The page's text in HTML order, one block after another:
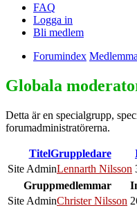
FAQ
Logga in
Bli medlem
Forumindex
Globala
Detta är en specialgrupp,
forumadministratörerna.
TitelGruppledare
Site AdminLennarth Nilsson
Gruppmedlemmar
Site AdminChrister Nilsson